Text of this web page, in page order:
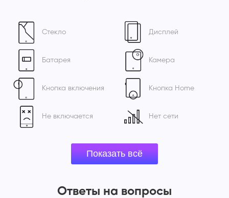
Стекло Дисплей
Батарея Камера
Кнопка включения Кнопка Home
Не включается Нет сети
Ответы на вопросы